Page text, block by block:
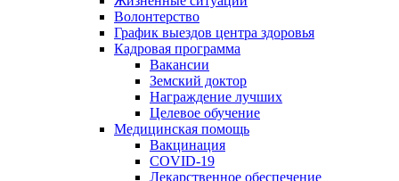
Волонтерство
График выездов центра здоровья
Кадровая программа
Вакансии
Земский доктор
Награждение лучших
Целевое обучение
Медицинская помощь
Вакцинация
COVID-19
Лекарственное обеспечение